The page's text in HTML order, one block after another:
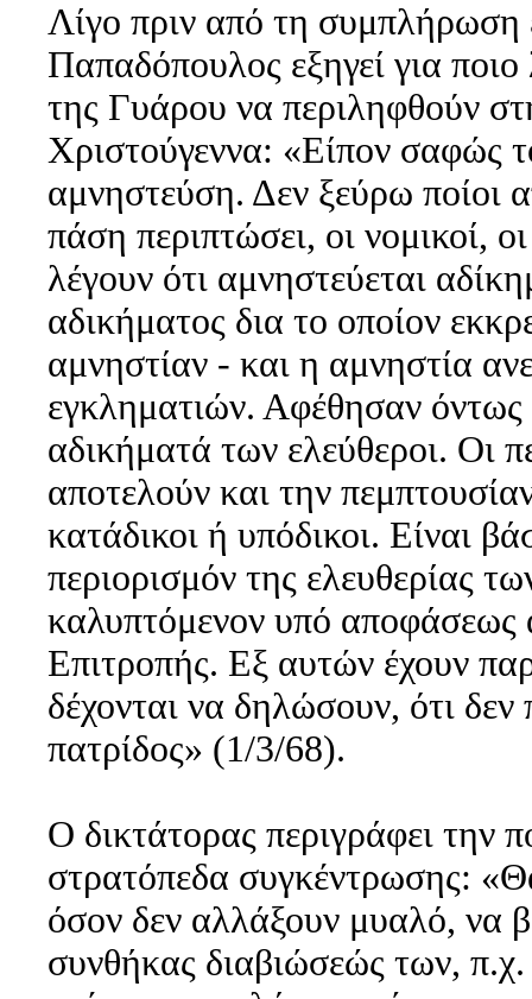
Λίγο πριν από τη συμπλήρωση
Παπαδόπουλος εξηγεί για ποιο
της Γυάρου να περιληφθούν
Χριστούγεννα: «Είπον σαφώς
αμνηστεύση. Δεν ξεύρω ποίοι
πάση περιπτώσει, οι νομικοί,
λέγουν ότι αμνηστεύεται
αδικήματος δια το οποίον
αμνηστίαν - και η αμνηστία
εγκληματιών. Αφέθησαν
αδικήματά των ελεύθεροι. Οι
αποτελούν και την
κατάδικοι ή υπόδικοι. Είναι
περιορισμόν της ελευθερίας
καλυπτόμενον υπό αποφάσεως
Επιτροπής. Εξ αυτών έχουν
δέχονται να δηλώσουν, ότι
πατρίδος» (1/3/68).
Ο δικτάτορας περιγράφει την
στρατόπεδα συγκέντρωσης:
όσον δεν αλλάξουν μυαλό, να
συνθήκας διαβιώσεώς των,